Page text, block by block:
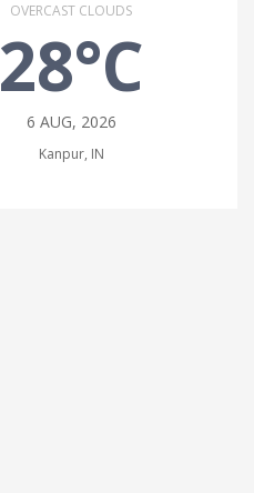
OVERCAST CLOUDS
28°C
6 AUG, 2026
Kanpur, IN